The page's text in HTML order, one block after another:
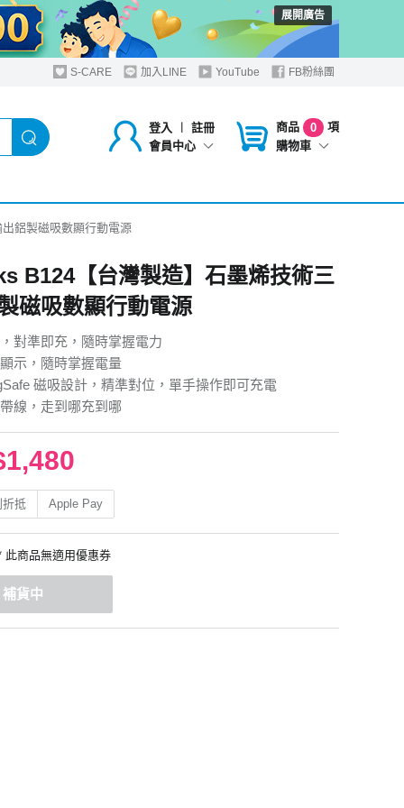
展開廣告
S-CARE 加入LINE YouTube FB粉絲團
登入 ︱
註冊
會員中心
商品 0
項
購物車
鋁製磁吸數顯行動電源
B124【台灣製造】石墨烯技術三
磁吸數顯行動電源
對準即充，隨時掌握電力
示，隨時掌握電量
磁吸設計，精準對位，單手操作即可充電
線，走到哪充到哪
抵 Apple Pay
此商品無適用優惠券
補貨中